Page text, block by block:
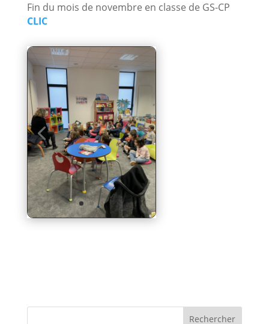
Fin du mois de novembre en classe de GS-CP
CLIC